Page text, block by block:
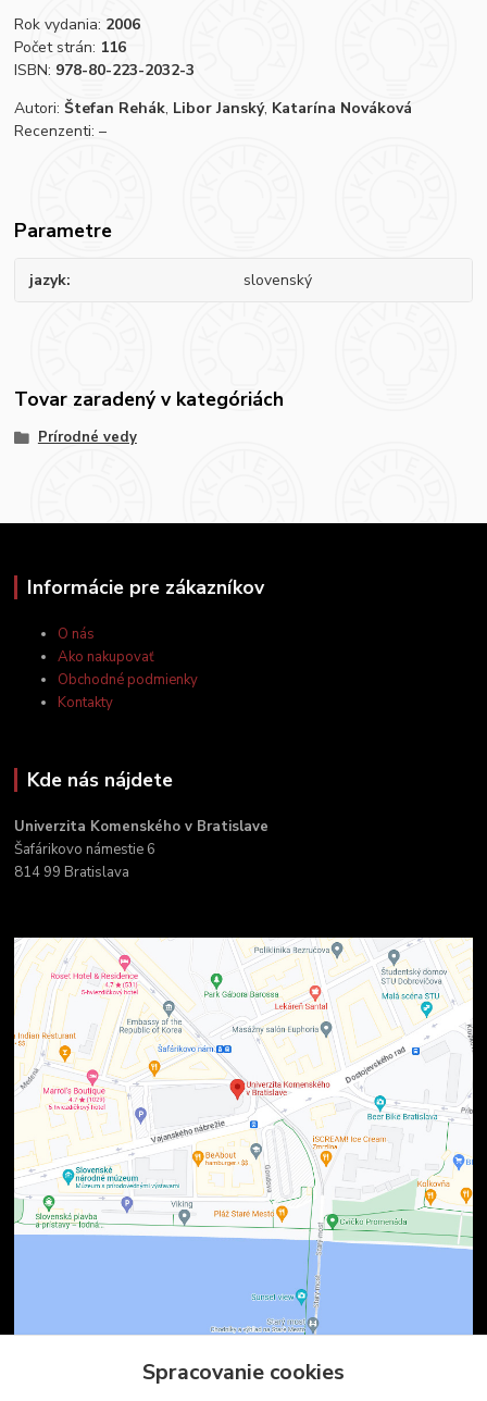
Rok vydania: 2006
Počet strán: 116
ISBN: 978-80-223-2032-3
Autori: Štefan Rehák, Libor Janský, Katarína Nováková
Recenzenti: –
Parametre
jazyk slovenský
Tovar zaradený v kategóriách
Prírodné vedy
Informácie pre zákazníkov
O nás
Ako nakupovať
Obchodné podmienky
Kontakty
Kde nás nájdete
Univerzita Komenského v Bratislave
Šafárikovo námestie 6
814 99 Bratislava
Spracovanie cookies